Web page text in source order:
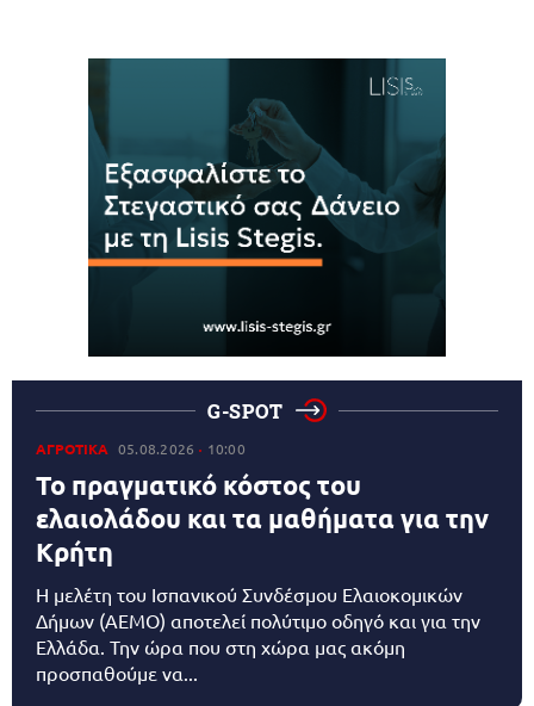
G-SPOT
ΑΓΡΟΤΙΚΑ 05.08.2026 10:00
Το πραγματικό κόστος του
ελαιολάδου και τα μαθήματα για την
Κρήτη
Η μελέτη του Ισπανικού Συνδέσμου Ελαιοκομικών
Δήμων (AEMO) αποτελεί πολύτιμο οδηγό και για την
Ελλάδα. Την ώρα που στη χώρα μας ακόμη
προσπαθούμε να...